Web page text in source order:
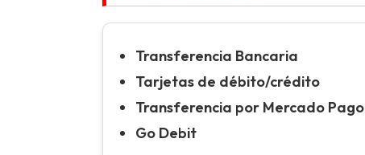
Transferencia Bancaria
Tarjetas de débito/crédito
Transferencia por Mercado Pago
Go Debit